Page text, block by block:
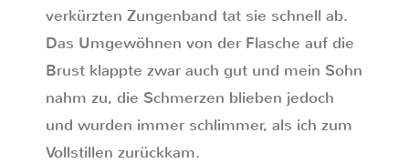
verkürzten Zungenband tat sie schnell ab.
Das Umgewöhnen von der Flasche auf die
Brust klappte zwar auch gut und mein Sohn
nahm zu, die Schmerzen blieben jedoch
und wurden immer schlimmer, als ich zum
Vollstillen zurückkam.